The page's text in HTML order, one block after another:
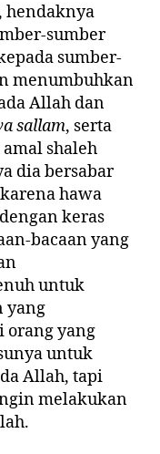
hendaknya
sumber
sumber-
menumbuhkan
Allah dan
sallam, serta
shaleh
dia bersabar
hawa
keras
bacaan yang
untuk
yang
orang yang
untuk
Allah, tapi
melakukan